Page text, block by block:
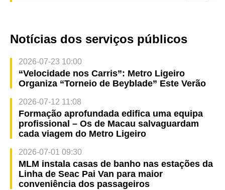
Notícias dos serviços públicos
2026-07-23 10:00
“Velocidade nos Carris”: Metro Ligeiro
Organiza “Torneio de Beyblade” Este Verão
2026-07-12 11:08
Formação aprofundada edifica uma equipa
profissional – Os de Macau salvaguardam
cada viagem do Metro Ligeiro
2026-07-01 09:30
MLM instala casas de banho nas estações da
Linha de Seac Pai Van para maior
conveniência dos passageiros